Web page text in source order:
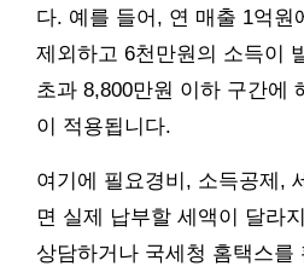
다. 예를 들어, 연 매출 1억원
제외하고 6천만원의 소득이
초과 8,800만원 이하 구간에
이 적용됩니다.
여기에 필요경비, 소득공제,
면 실제 납부할 세액이 달라
상담하거나 국세청 홈택스를